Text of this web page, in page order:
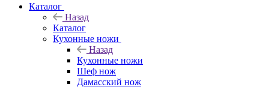
Каталог
Назад
Каталог
Кухонные ножи
Назад
Кухонные ножи
Шеф нож
Дамасский нож